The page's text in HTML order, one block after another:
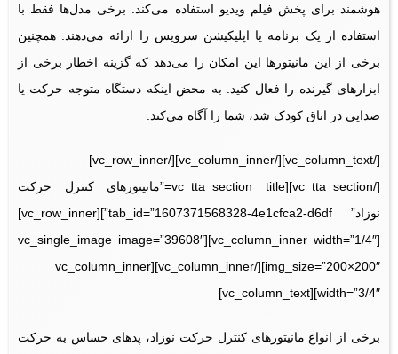
هوشمند برای پخش فیلم ویدیو استفاده می‌کند. برخی مدل‌ها فقط با
استفاده از یک برنامه یا اپلیکیشن سرویس را ارائه می‌دهند. همچنین
برخی از این مانیتورها این امکان را می‌دهد که گزینه اخطار برخی از
ابزارهای گیرنده را فعال کنید. به محض اینکه دستگاه متوجه حرکت یا
صدایی در اتاق کودک شد، شما را آگاه می‌کند.
[/vc_column_text][/vc_column_inner][/vc_row_inner]
[/vc_tta_section][vc_tta_section title=”مانیتورهای کنترل حرکت
نوزاد” tab_id=”1607371568328-4e1cfca2-d6df”][vc_row_inner]
[vc_column_inner width=”1/4″][vc_single_image image=”39608″
img_size=”200×200″][/vc_column_inner][vc_column_inner
width=”3/4″][vc_column_text]
برخی از انواع مانیتورهای کنترل حرکت نوزاد، پدهای حساس به حرکت